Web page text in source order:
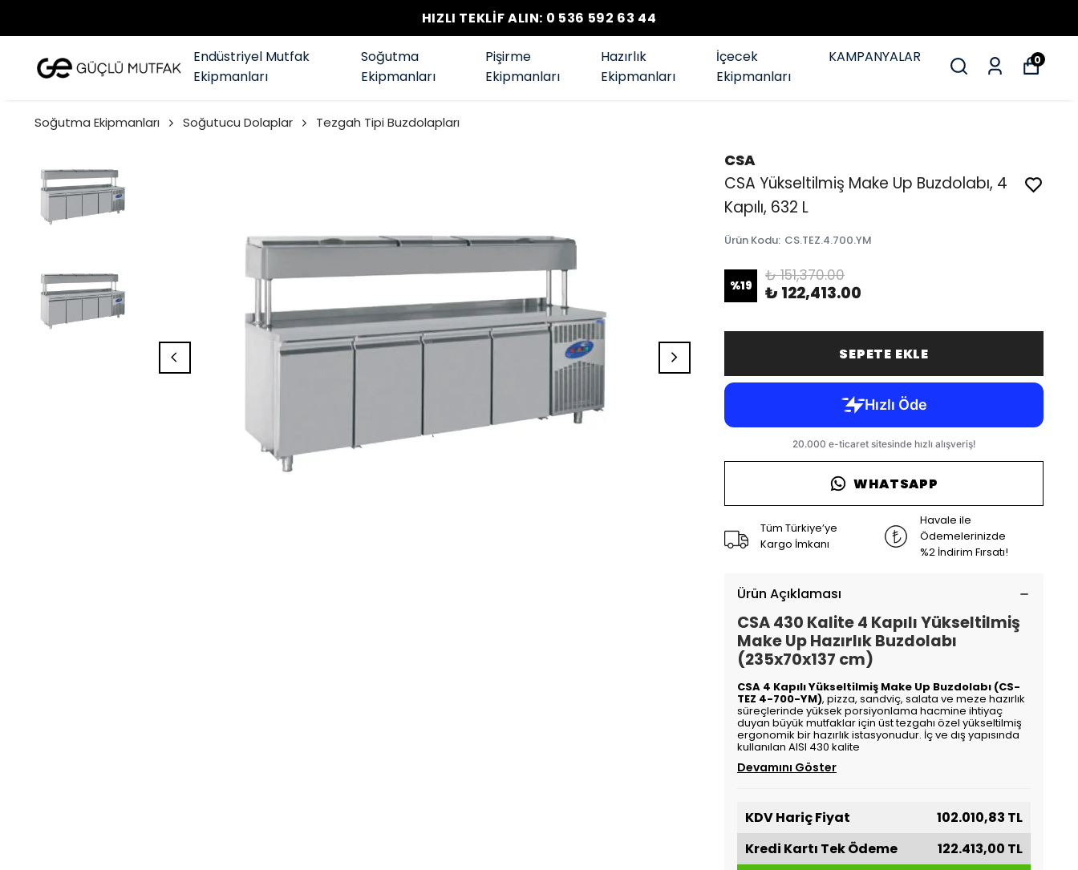
HIZLI TEKLİF ALIN: 0 536 592 63 44
Endüstriyel Mutfak
Ekipmanları
Soğutma
Ekipmanları
Pişirme
Ekipmanları
Hazırlık
Ekipmanları
İçecek
Ekipmanları
KAMPANYALAR 0
Soğutma Ekipmanları Soğutucu Dolaplar Tezgah Tipi Buzdolapları
CSA
CSA Yükseltilmiş Make Up Buzdolabı, 4
Kapılı, 632 L
Ürün Kodu: CS.TEZ.4.700.YM
%19
₺ 151,370.00
₺ 122,413.00
SEPETE EKLE
WHATSAPP
Tüm Türkiye’ye
Kargo İmkanı
Havale ile
Ödemelerinizde
%2 İndirim Fırsatı!
Ürün Açıklaması
CSA 430 Kalite 4 Kapılı Yükseltilmiş
Make Up Hazırlık Buzdolabı
(235x70x137 cm)
CSA 4 Kapılı Yükseltilmiş Make Up Buzdolabı (CS-
TEZ 4-700-YM), pizza, sandviç, salata ve meze hazırlık
süreçlerinde yüksek porsiyonlama hacmine ihtiyaç
duyan büyük mutfaklar için üst tezgahı özel yükseltilmiş
ergonomik bir hazırlık istasyonudur. İç ve dış yapısında
kullanılan AISI 430 kalite
Devamını Göster
KDV Hariç Fiyat
102.010,83 TL
Kredi Kartı Tek Ödeme
122.413,00 TL